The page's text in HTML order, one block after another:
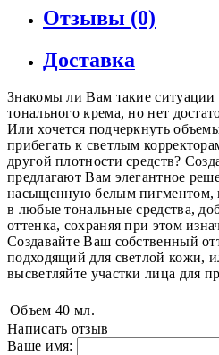
Отзывы (0)
Доставка
Знакомы ли Вам такие ситуации
тонального крема, но нет
Или хочется подчеркнуть
прибегать к светлым
другой плотности средств?
предлагают Вам элегантное
насыщенную белым пигментом,
в любые тональные средства,
оттенка, сохраняя при этом
Создавайте Ваш собственный
подходящий для светлой кожи,
высветляйте участки лица для
Объем 40 мл.
Написать отзыв
Ваше имя: